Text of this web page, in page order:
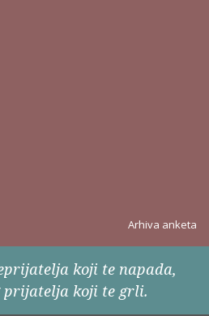
Arhiva anketa
koji te napada,
prijatelja koji te grli.